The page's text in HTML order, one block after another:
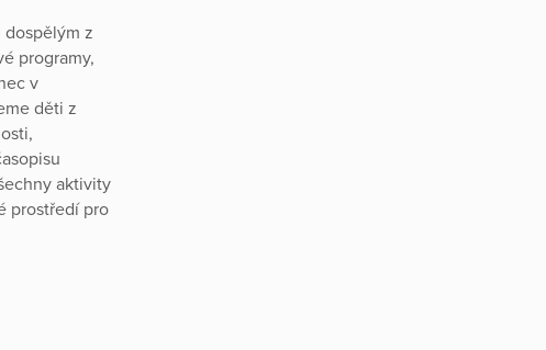
z
programy,
v
děti z
aktivity
prostředí pro